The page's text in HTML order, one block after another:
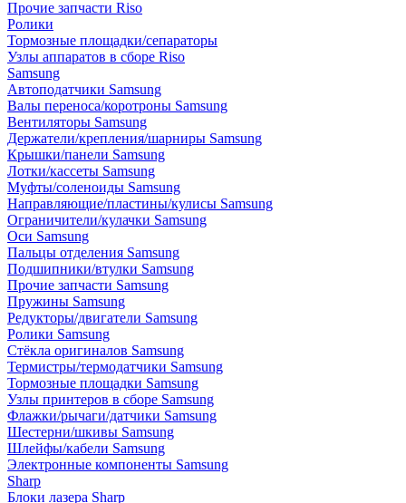
Прочие запчасти Riso
Ролики
Тормозные площадки/сепараторы
Узлы аппаратов в сборе Riso
Samsung
Автоподатчики Samsung
Валы переноса/коротроны Samsung
Вентиляторы Samsung
Держатели/крепления/шарниры Samsung
Крышки/панели Samsung
Лотки/кассеты Samsung
Муфты/соленоиды Samsung
Направляющие/пластины/кулисы Samsung
Ограничители/кулачки Samsung
Оси Samsung
Пальцы отделения Samsung
Подшипники/втулки Samsung
Прочие запчасти Samsung
Пружины Samsung
Редукторы/двигатели Samsung
Ролики Samsung
Стёкла оригиналов Samsung
Термистры/термодатчики Samsung
Тормозные площадки Samsung
Узлы принтеров в сборе Samsung
Флажки/рычаги/датчики Samsung
Шестерни/шкивы Samsung
Шлейфы/кабели Samsung
Электронные компоненты Samsung
Sharp
Блоки лазера Sharp